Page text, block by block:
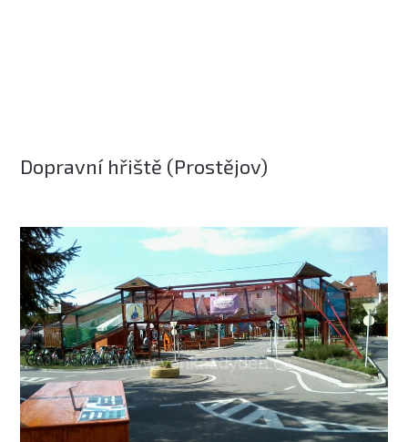
Dopravní hřiště (Prostějov)